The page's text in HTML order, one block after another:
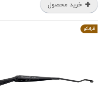
خرید محصول
فرانکو